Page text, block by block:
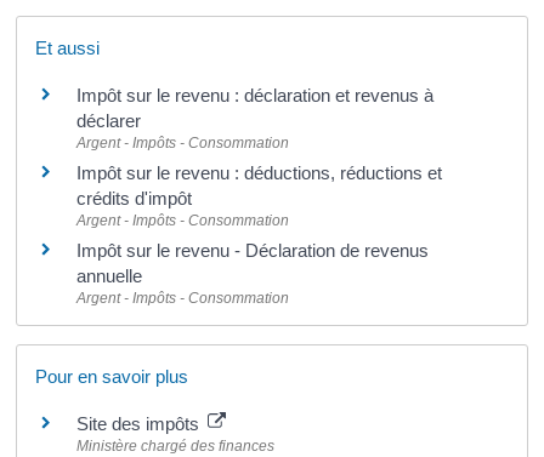
Et aussi
Impôt sur le revenu : déclaration et revenus à
déclarer
Argent - Impôts - Consommation
Impôt sur le revenu : déductions, réductions et
crédits d'impôt
Argent - Impôts - Consommation
Impôt sur le revenu - Déclaration de revenus
annuelle
Argent - Impôts - Consommation
Pour en savoir plus
Site des impôts
Ministère chargé des finances